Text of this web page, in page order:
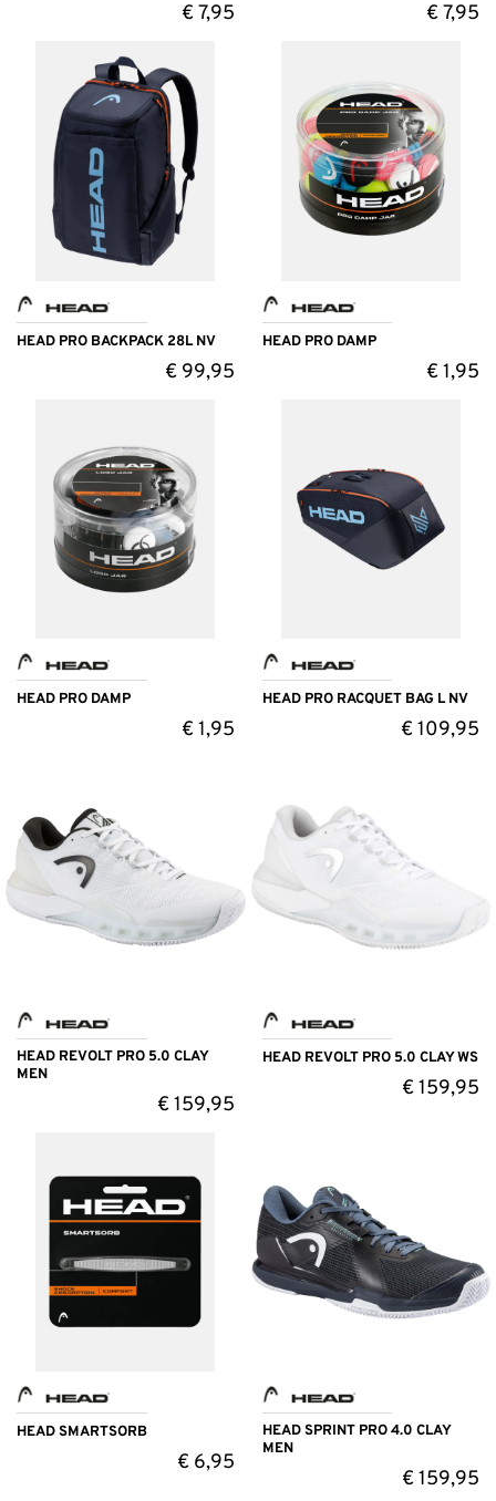
€7,95 €7,95
HEAD PRO BACKPACK 28L NV
€99,95
HEAD PRO DAMP
€1,95
HEAD PRO DAMP
€1,95
HEAD PRO RACQUET BAG L NV
€109,95
HEAD REVOLT PRO 5.0 CLAY
MEN
€159,95
HEAD REVOLT PRO 5.0 CLAY WS
€159,95
HEAD SMARTSORB
€6,95
HEAD SPRINT PRO 4.0 CLAY
MEN
€159,95